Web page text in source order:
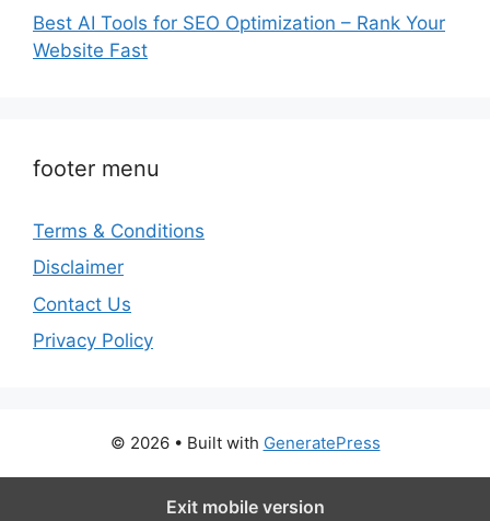
Best AI Tools for SEO Optimization – Rank Your
Website Fast
footer menu
Terms & Conditions
Disclaimer
Contact Us
Privacy Policy
© 2026 • Built with GeneratePress
Exit mobile version